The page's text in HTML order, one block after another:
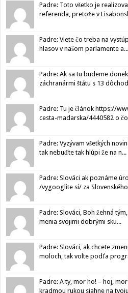
Padre: Toto všetko je
referenda, pretože v
Padre: Viete čo treba na
hlasov v našom parlamente a...
Padre: Ak sa tu budeme
záchranármi štátu s 13
Padre: Tu je článok https://
cesta-madarska/4440582 o
Padre: Vyzývam všetkých
tak nebuďte tak hlúpi že na n...
Padre: Slováci ak poznáme
/vygooglite si/ za Slovenského
Padre: Slováci, Boh žehná
menia svojimi dobrými sku...
Padre: Slováci, ak chcete
moloch, tak volte podľa
Padre: A ty, mor ho! – hoj,
kradmou rukou siahne na